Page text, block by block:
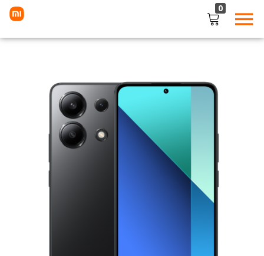
0
Remember me